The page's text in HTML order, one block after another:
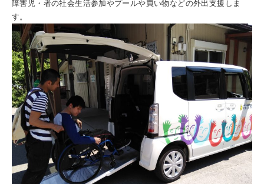
障害児・者の社会生活参加やプールや買い物などの外出支援しま
す。